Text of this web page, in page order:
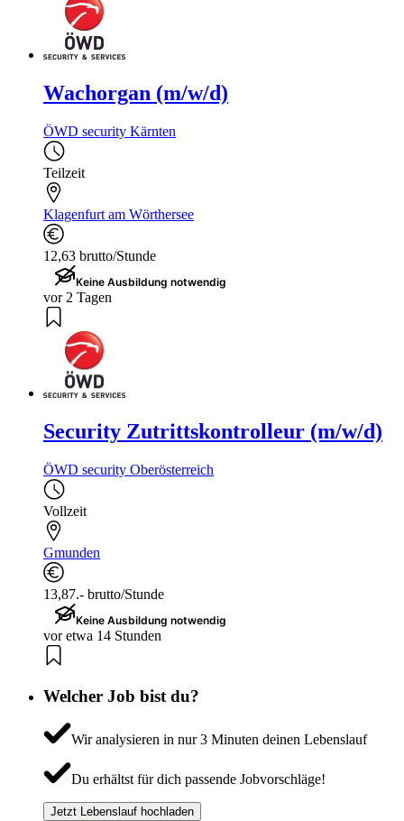
Wachorgan (m/w/d)
ÖWD security Kärnten
Teilzeit
Klagenfurt am Wörthersee
12,63 brutto/Stunde
Keine Ausbildung notwendig
vor 2 Tagen
Security Zutrittskontrolleur (m/w/d)
ÖWD security Oberösterreich
Vollzeit
Gmunden
13,87.- brutto/Stunde
Keine Ausbildung notwendig
vor etwa 14 Stunden
Welcher Job bist du?
Wir analysieren in nur 3 Minuten deinen Lebenslauf
Du erhältst für dich passende Jobvorschläge!
Jetzt Lebenslauf hochladen